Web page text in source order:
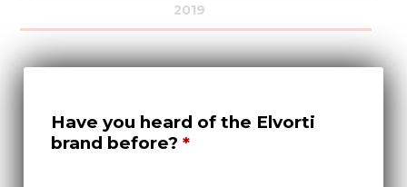
2019
Have you heard of the Elvorti
brand before?